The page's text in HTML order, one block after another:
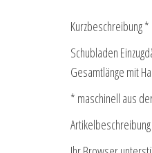
Kurzbeschreibung *
Schubladen
Gesamtlänge mit
* maschinell aus